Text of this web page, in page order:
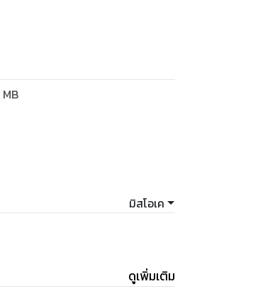
MB
มิสโอเค
ดูเพิ่มเติม